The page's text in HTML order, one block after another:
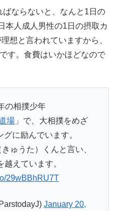
ならないと、なんと1日の
本人成人男性の1日の摂取カ
想と言われていますから、
す。食費はいかほどなので
の相撲少年
場」で、大相撲をめざ
に励んでいます。
ゅうた）くんと言い、
えています。
29wBBhRU7T
January 20,